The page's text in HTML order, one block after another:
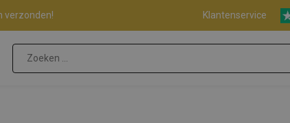
verzonden! Klantenservice